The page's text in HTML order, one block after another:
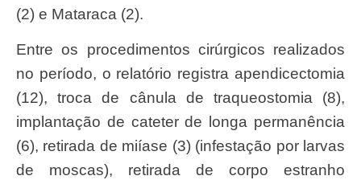
(2) e Mataraca (2).
Entre os procedimentos cirúrgicos realizados
no período, o relatório registra apendicectomia
(12), troca de cânula de traqueostomia (8),
implantação de cateter de longa permanência
(6), retirada de miíase (3) (infestação por larvas
de moscas), retirada de corpo estranho